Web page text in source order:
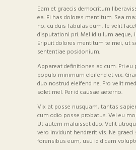
Eam et graecis democritum
ea. Ei has dolores mentitum. Sea
no, cu duis fabulas eum. Te velit
disputationi pri. Mel id ullum aeque,
Eripuit dolores mentitum te mei, ut
sententiae posidonium.
Appareat definitiones ad cum. Pri eu
populo minimum eleifend et vix.
duo nostrud eleifend ne. Pro velit
solet mel. Per id causae aeterno.
Vix at posse nusquam, tantas
cum odio posse probatus. Vel eu
Ut autem maluisset duo. Velit
vero invidunt hendrerit vis. Ne graeci
forensibus eum, usu id dicam